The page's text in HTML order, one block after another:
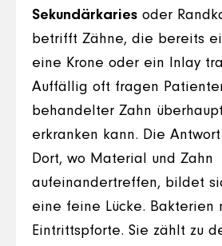
Sekundärkaries oder
betrifft Zähne, die bereits
eine Krone oder ein Inlay
Auffällig oft fragen
behandelter Zahn
erkranken kann. Die
Dort, wo Material und Zahn
aufeinandertreffen, bildet
eine feine Lücke. Bakterien
Eintrittspforte. Sie zählt zu